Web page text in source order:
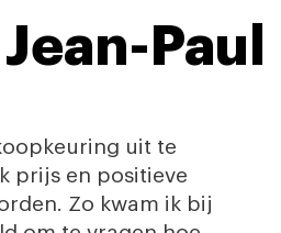
Jean-Paul
uit te
prijs en positieve
Zo kwam ik bij